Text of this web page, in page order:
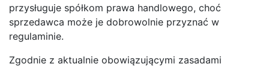
przysługuje spółkom prawa handlowego, choć
sprzedawca może je dobrowolnie przyznać w
regulaminie.
Zgodnie z aktualnie obowiązującymi zasadami